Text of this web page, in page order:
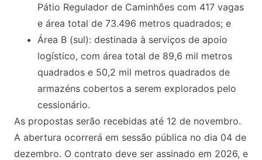
Pátio Regulador de Caminhões com 417 vagas
e área total de 73.496 metros quadrados; e
Área B (sul): destinada à serviços de apoio
logístico, com área total de 89,6 mil metros
quadrados e 50,2 mil metros quadrados de
armazéns cobertos a serem explorados pelo
cessionário.
As propostas serão recebidas até 12 de novembro.
A abertura ocorrerá em sessão pública no dia 04 de
dezembro. O contrato deve ser assinado em 2026, e